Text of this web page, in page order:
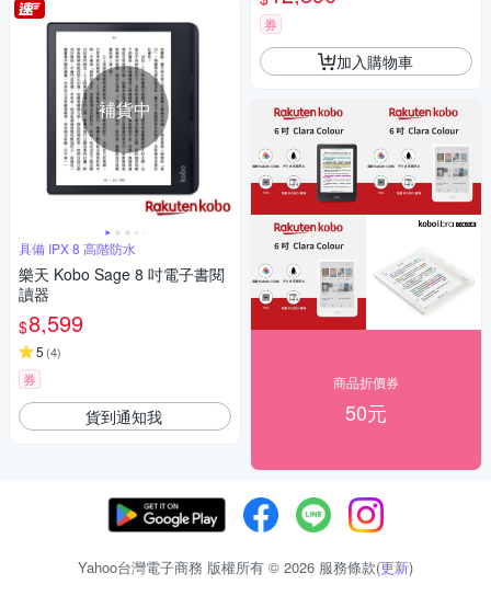
補貨中
具備 IPX 8 高階防水
樂天 Kobo Sage 8 吋電子書閱
讀器
$8,599
5 (4)
券
貨到通知我
券
加入購物車
商品折價券
50元
Yahoo台灣電子商務 版權所有 © 2026 服務條款(更新)